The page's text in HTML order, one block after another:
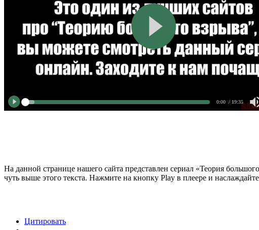
0:00 / 19:35
На данной странице нашего сайта представлен сериал «Теория
чуть выше этого текста. Нажмите на кнопку Play в плеере и
Цитировать